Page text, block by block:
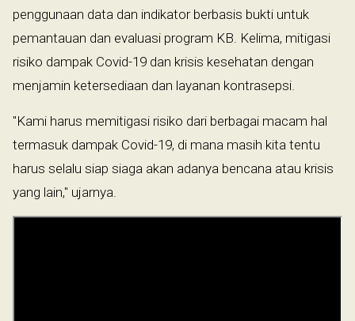
penggunaan data dan indikator berbasis bukti untuk
pemantauan dan evaluasi program KB. Kelima, mitigasi
risiko dampak Covid-19 dan krisis kesehatan dengan
menjamin ketersediaan dan layanan kontrasepsi.
"Kami harus memitigasi risiko dari berbagai macam hal
termasuk dampak Covid-19, di mana masih kita tentu
harus selalu siap siaga akan adanya bencana atau krisis
yang lain," ujarnya.